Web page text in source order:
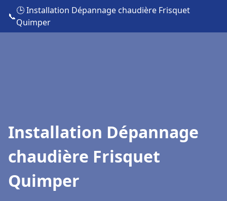
📞
🕒 Installation Dépannage chaudière Frisquet
Quimper
Installation Dépannage
chaudière Frisquet
Quimper